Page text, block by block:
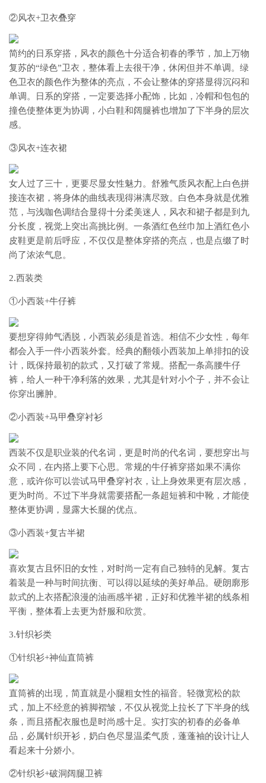
②风衣+卫衣叠穿
简约的日系穿搭，风衣的颜色十分适合初春的季节，加上万物
复苏的“绿色”卫衣，整体看上去很干净，休闲但并不单调。绿
色卫衣的颜色作为整体的亮点，不会让整体的穿搭显得沉闷和
单调。日系的穿搭，一定要选择小配饰，比如，冷帽和包包的
撞色使整体更为协调，小白鞋和阔腿裤也增加了下半身的层次
感。
③风衣+连衣裙
女人过了三十，更要尽显女性魅力。舒雅气质风衣配上白色拼
接连衣裙，将身体的曲线表现得淋漓尽致。白色本身就是优雅
范，与浅咖色调结合显得十分柔美迷人，风衣和裙子都是到九
分长度，视觉上突出高挑比例。一条酒红色丝巾加上酒红色小
皮鞋更是前后呼应，不仅仅是整体穿搭的亮点，也是点缀了时
尚了浓浓气息。
2.西装类
①小西装+牛仔裤
要想穿得帅气洒脱，小西装必须是首选。相信不少女性，每年
都会入手一件小西装外套。经典的翻领小西装加上单排扣的设
计，既保持最初的款式，又打破了常规。搭配一条高腰牛仔
裤，给人一种干净利落的效果，尤其是针对小个子，并不会让
你穿出臃肿。
②小西装+马甲叠穿衬衫
西装不仅是职业装的代名词，更是时尚的代名词，要想穿出与
众不同，在内搭上要下心思。常规的牛仔裤穿搭如果不满你
意，或许你可以尝试马甲叠穿衬衣，让上身效果更有层次感，
更为时尚。不过下半身就需要搭配一条超短裤和中靴，才能使
整体更协调，显露大长腿的优点。
③小西装+复古半裙
喜欢复古且怀旧的女性，对时尚一定有自己独特的见解。复古
着装是一种与时间抗衡、可以得以延续的美好单品。硬朗廓形
款式的上衣搭配浪漫的油画感半裙，正好和优雅半裙的线条相
平衡，整体看上去更为舒服和欣赏。
3.针织衫类
①针织衫+神仙直筒裤
直筒裤的出现，简直就是小腿粗女性的福音。轻微宽松的款
式，加上不经意的裤脚褶皱，不仅从视觉上拉长了下半身的线
条，而且搭配衣服也是时尚感十足。实打实的初春的必备单
品，必属针织开衫，奶白色尽显温柔气质，蓬蓬袖的设计让人
看起来十分娇小。
②针织衫+破洞阔腿卫裤